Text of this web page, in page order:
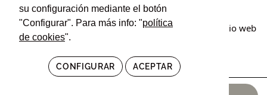
© Irán Alfombras. Todos los derechos reservados. Sitio web
su configuración mediante el botón
"Configurar". Para más info: "política
de cookies".
CONFIGURAR ACEPTAR